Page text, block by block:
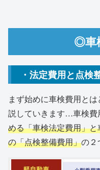
◎車
・法定費用と点検
まず始めに車検費用と
説していきます…車検費
める「車検法定費用」
の「点検整備費用」の